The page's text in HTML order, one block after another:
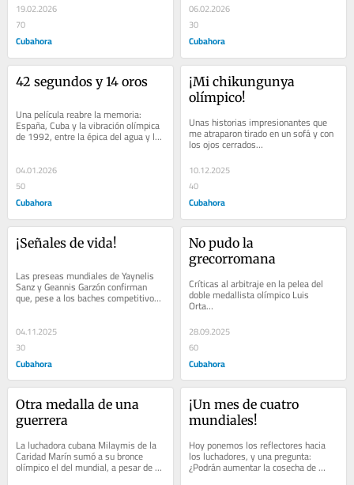
19.02.2026
70
Cubahora
06.02.2026
30
Cubahora
42 segundos y 14 oros
Una película reabre la memoria:
España, Cuba y la vibración olímpica
de 1992, entre la épica del agua y la
cosecha más brillante del deporte
04.01.2026
50
Cubahora
¡Mi chikungunya
olímpico!
Unas historias impresionantes que
me atraparon tirado en un sofá y con
los ojos cerrados…
10.12.2025
40
Cubahora
¡Señales de vida!
Las preseas mundiales de Yaynelis
Sanz y Geannis Garzón confirman
que, pese a los baches competitivos,
la lucha cubana respira fuerte y
04.11.2025
30
Cubahora
No pudo la
grecorromana
Críticas al arbitraje en la pelea del
doble medallista olímpico Luis
Orta…
28.09.2025
60
Cubahora
Otra medalla de una
guerrera
La luchadora cubana Milaymis de la
Caridad Marín sumó a su bronce
olímpico el del mundial, a pesar de
los pesares…
¡Un mes de cuatro
mundiales!
Hoy ponemos los reflectores hacia
los luchadores, y una pregunta:
¿Podrán aumentar la cosecha de
Cuba…?